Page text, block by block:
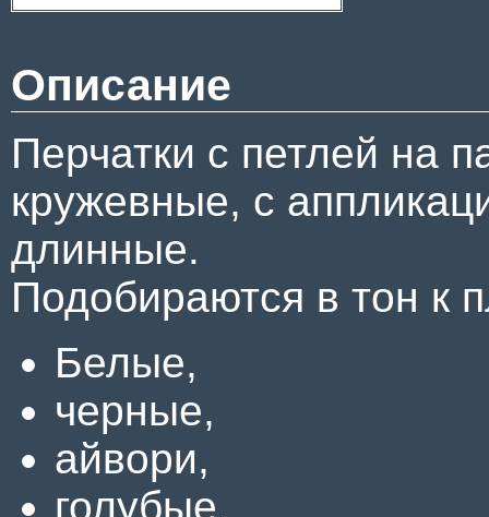
Описание
Перчатки с петлей на
кружевные, с
длинные.
Подобираются в тон
Белые,
черные,
айвори,
голубые,